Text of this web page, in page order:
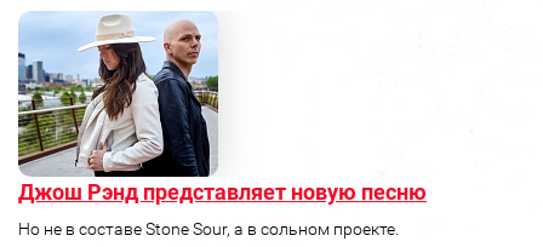
Джош Рэнд представляет новую песню
Но не в составе Stone Sour, а в сольном проекте.